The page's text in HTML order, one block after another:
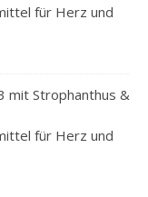
für Herz und
mit Strophanthus &
für Herz und